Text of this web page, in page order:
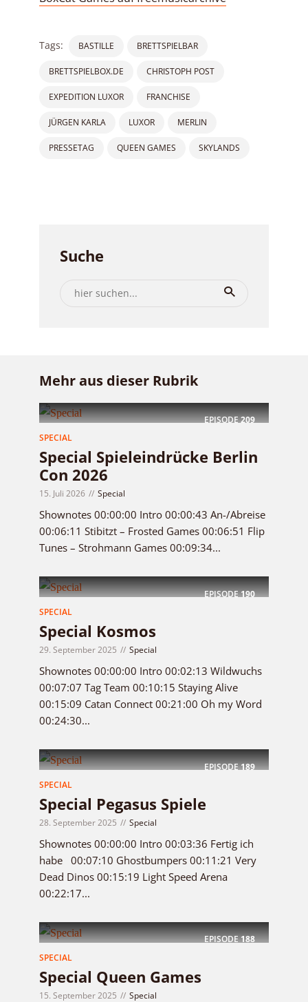
Tags: BASTILLE BRETTSPIELBAR
BRETTSPIELBOX.DE CHRISTOPH POST
EXPEDITION LUXOR FRANCHISE
JÜRGEN KARLA LUXOR MERLIN
PRESSETAG QUEEN GAMES SKYLANDS
Suche
Mehr aus dieser Rubrik
EPISODE209
SPECIAL
Special Spieleindrücke Berlin
Con 2026
15. Juli 2026 Special
Shownotes 00:00:00 Intro 00:00:43 An-/Abreise
00:06:11 Stibitzt – Frosted Games 00:06:51 Flip
Tunes – Strohmann Games 00:09:34...
EPISODE190
SPECIAL
Special Kosmos
29. September 2025 Special
Shownotes 00:00:00 Intro 00:02:13 Wildwuchs
00:07:07 Tag Team 00:10:15 Staying Alive
00:15:09 Catan Connect 00:21:00 Oh my Word
00:24:30...
EPISODE189
SPECIAL
Special Pegasus Spiele
28. September 2025 Special
Shownotes 00:00:00 Intro 00:03:36 Fertig ich
habe 00:07:10 Ghostbumpers 00:11:21 Very
Dead Dinos 00:15:19 Light Speed Arena
00:22:17...
EPISODE188
SPECIAL
Special Queen Games
15. September 2025 Special